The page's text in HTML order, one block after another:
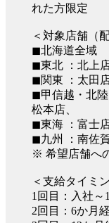
れた方限定
＜対象店舗（
◼︎北海道全域
◼︎東北 ：北上
◼︎関東 ：太田
◼︎甲信越・北
松本店、
◼︎東海 ：富士
◼︎九州 ：南佐
※ 希望店舗へ
＜支給タイミ
1回目：入社～
2回目：6か月